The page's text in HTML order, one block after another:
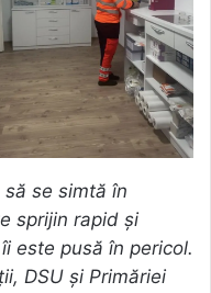
se simtă în
sprijin rapid și
este pusă în pericol.
DSU și Primăriei